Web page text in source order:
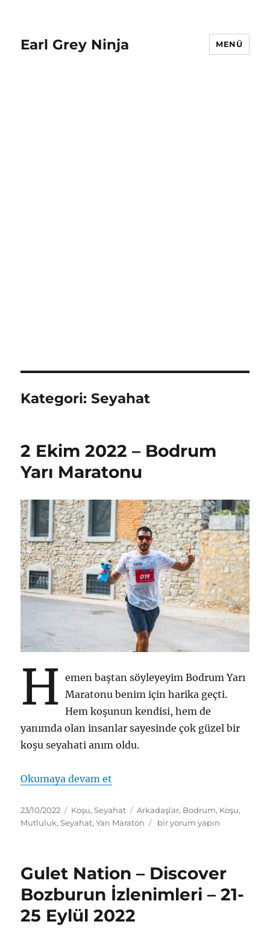
Earl Grey Ninja MENÜ
Kategori:Seyahat
2 Ekim 2022 – Bodrum
Yarı Maratonu
H emen baştan söyleyeyim Bodrum Yarı
Maratonu benim için harika geçti.
Hem koşunun kendisi, hem de
yanımda olan insanlar sayesinde çok güzel bir
koşu seyahati anım oldu.
Okumaya devam et
Yayın
tarihi
23/10/2022 Kategoriler
Koşu,Seyahat Etiketler
Arkadaşlar, Bodrum, Koşu,
Mutluluk,Seyahat,Yarı Maraton
2
Bodrum
Yarı
Maratonu
bir yorum yapın
Gulet Nation – Discover
Bozburun İzlenimleri – 21-
25 Eylül 2022